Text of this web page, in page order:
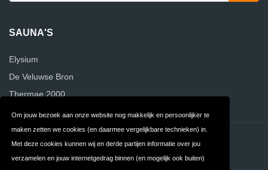
Om jouw bezoek aan onze website nog makkelijk en persoonlijker te
maken zetten we cookies (en daarmee vergelijkbare technieken) in.
Met deze cookies kunnen wij en derde partijen informatie over jou
verzamelen en jouw internetgedrag binnen (en mogelijk ook buiten)
SAUNA'S
Elysium
De Veluwse Bron
Thermae 2000
Contact Privacy
Algemene FAQ